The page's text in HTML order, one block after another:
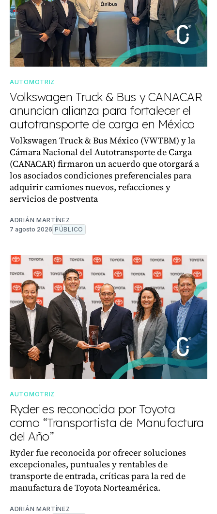
AUTOMOTRIZ
Volkswagen Truck & Bus y CANACAR
anuncian alianza para fortalecer el
autotransporte de carga en México
Volkswagen Truck & Bus México (VWTBM) y la
Cámara Nacional del Autotransporte de Carga
(CANACAR) firmaron un acuerdo que otorgará a
los asociados condiciones preferenciales para
adquirir camiones nuevos, refacciones y
servicios de postventa
ADRIÁN MARTÍNEZ
7 agosto 2026 PÚBLICO
AUTOMOTRIZ
Ryder es reconocida por Toyota
como “Transportista de Manufactura
del Año”
Ryder fue reconocida por ofrecer soluciones
excepcionales, puntuales y rentables de
transporte de entrada, críticas para la red de
manufactura de Toyota Norteamérica.
ADRIÁN MARTÍNEZ